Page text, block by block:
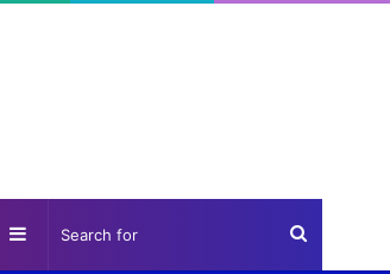
Search
Sidebar